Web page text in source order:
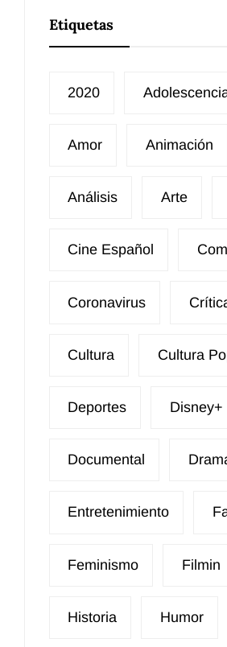
Etiquetas
2020
Amor Animación
Análisis Arte
Cine Español
Coronavirus
Cultura Cultura
Deportes Disney+
Documental
Entretenimiento
Feminismo Filmin
Historia Humor